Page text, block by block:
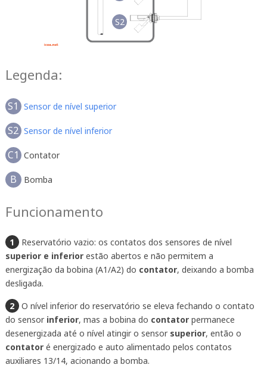
S2
Legenda:
S1 Sensor de nível superior
S2 Sensor de nível inferior
C1 Contator
B Bomba
Funcionamento
1 Reservatório vazio: os contatos dos sensores de nível
superior e inferiorestão abertos e não permitem a
energização da bobina (A1/A2) do contator, deixando a bomba
desligada.
2 O nível inferior do reservatório se eleva fechando o contato
do sensor inferior, mas a bobina do contatorpermanece
desenergizada até o nível atingir o sensor superior, então o
contatoré energizado e auto alimentado pelos contatos
auxiliares 13/14, acionando a bomba.